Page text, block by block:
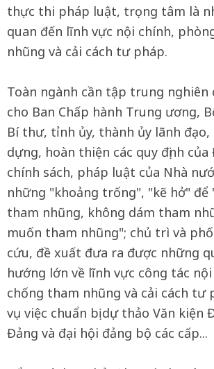
thực thi pháp luật, trọng tâm là
quan đến lĩnh vực nội chính,
nhũng và cải cách tư pháp.
Toàn ngành cần tập trung nghiên
cho Ban Chấp hành Trung ương,
Bí thư, tỉnh ủy, thành ủy lãnh đạo,
dựng, hoàn thiện các quy định
chính sách, pháp luật của Nhà
những "khoảng trống", "kẽ hở" để
tham nhũng, không dám tham
muốn tham nhũng"; chủ trì và
cứu, đề xuất đưa ra được những
hướng lớn về lĩnh vực công tác
chống tham nhũng và cải cách tư
vụ việc chuẩn bị dự thảo Văn kiện
Đảng và đại hội đảng bộ các cấp...